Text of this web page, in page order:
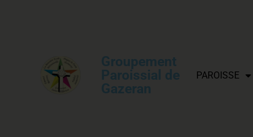
Groupement
Paroissial de
Gazeran
PAROISSE